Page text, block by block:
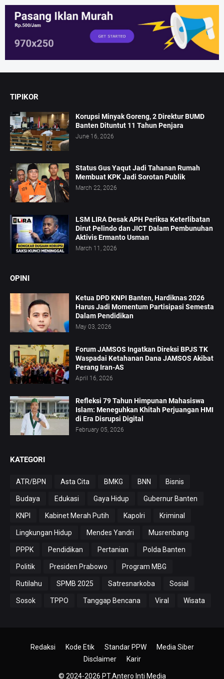
TIPIKOR
Korupsi Minyak Goreng, 2 Direktur BUMD
Banten Dituntut 11 Tahun Penjara
June 16, 2026
Status Gus Yaqut Jadi Tahanan Rumah
Membuat KPK Jadi Sorotan Publik
March 22, 2026
LSM LIRA Desak APH Periksa Keterlibatan
Dirut Pelindo dan JICT Dalam Pembunuhan
Aktivis Ermanto Usman
March 11, 2026
OPINI
Ketua DPD KNPI Banten, Hardiknas 2026
Harus Jadi Momentum Partisipasi Semesta
Dalam Pendidikan
May 03, 2026
Forum JAMSOS Ingatkan Direksi BPJS TK
Waspadai Ketahanan Dana JAMSOS Akibat
Perang Iran-AS
April 16, 2026
Refleksi 79 Tahun Himpunan Mahasiswa
Islam: Meneguhkan Khitah Perjuangan HMI
di Era Disrupsi Digital
February 05, 2026
KATEGORI
ATR/BPN Asta Cita BMKG BNN Bisnis
Budaya Edukasi Gaya Hidup Gubernur Banten
KNPI Kabinet Merah Putih Kapolri Kriminal
Lingkungan Hidup Mendes Yandri Musrenbang
PPPK Pendidikan Pertanian Polda Banten
Politik Presiden Prabowo Program MBG
Rutilahu SPMB 2025 Satresnarkoba Sosial
Sosok TPPO Tanggap Bencana Viral Wisata
© 2024-2026 PT.Antero Inti Media
Redaksi Kode Etik Standar PPW
Media Siber
Disclaimer
Karir